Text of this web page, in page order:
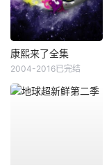
康熙来了全集
2004-2016已完结